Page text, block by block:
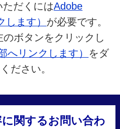
だくにはAdobe
ます） が必要です。
ボタンをクリックし
へリンクします） をダ
ださい。
関するお問い合わ